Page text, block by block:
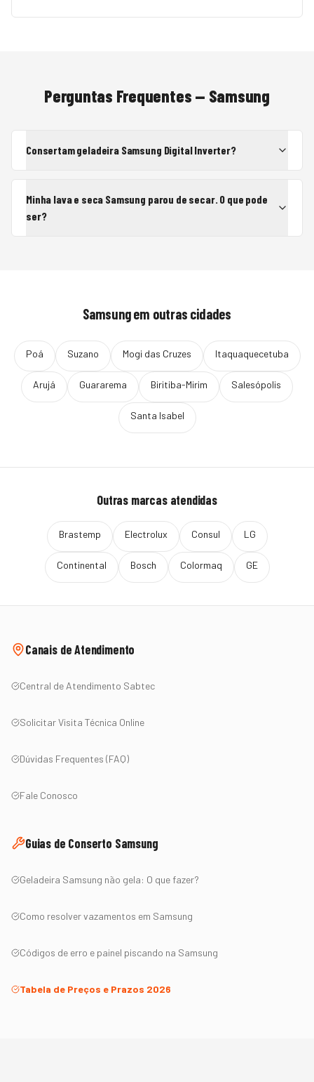
Perguntas Frequentes — Samsung
Consertam geladeira Samsung Digital Inverter?
Minha lava e seca Samsung parou de secar. O que pode
ser?
Samsungem outras cidades
Poá Suzano Mogi das Cruzes Itaquaquecetuba
Arujá Guararema Biritiba-Mirim Salesópolis
Santa Isabel
Outras marcas atendidas
Brastemp Electrolux Consul LG
Continental Bosch Colormaq GE
Canais de Atendimento
Central de Atendimento Sabtec
Solicitar Visita Técnica Online
Dúvidas Frequentes (FAQ)
Fale Conosco
Guias de Conserto Samsung
Geladeira Samsung não gela: O que fazer?
Como resolver vazamentos em Samsung
Códigos de erro e painel piscando na Samsung
Tabela de Preços e Prazos 2026